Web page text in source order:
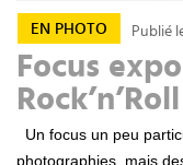
EN PHOTO Publié
Focus
photographies, mais